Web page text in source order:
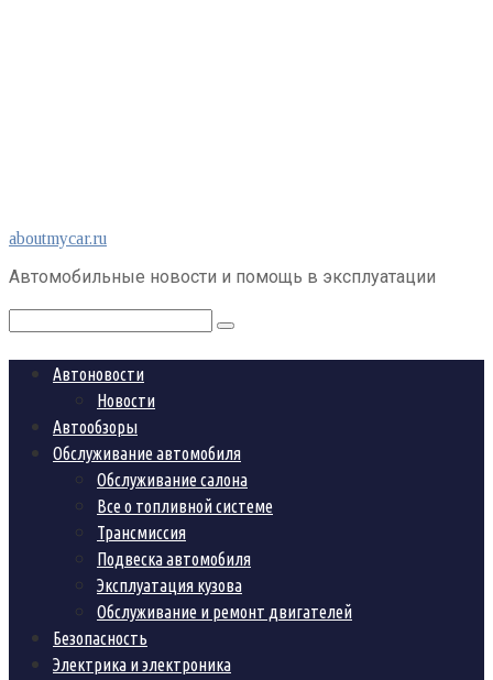
Перейти
к
aboutmycar.ru
Автомобильные новости и помощь в эксплуатации
Поиск:
Автоновости
Новости
Автообзоры
Обслуживание автомобиля
Обслуживание салона
Все о топливной системе
Трансмиссия
Подвеска автомобиля
Эксплуатация кузова
Обслуживание и ремонт двигателей
Безопасность
Электрика и электроника